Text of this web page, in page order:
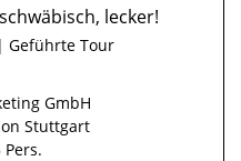
lecker!
Geführte Tour
GmbH
Stuttgart
Pers.